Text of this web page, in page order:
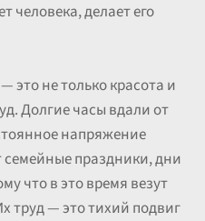
человека, делает его
это не только красота и
Долгие часы вдали от
напряжение
праздники, дни
что в это время везут
труд — это тихий подвиг